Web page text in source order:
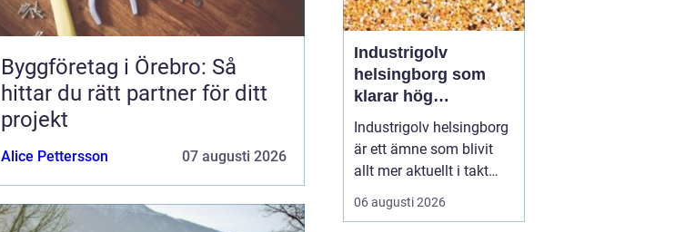
Byggföretag i Örebro: Så
hittar du rätt partner för ditt
projekt
Alice Pettersson 07 augusti 2026
Industrigolv
helsingborg som
klarar hög
belastning och tuffa
krav
Industrigolv helsingborg
är ett ämne som blivit
allt mer aktuellt i takt
med att fler
verksamheter söker
06 augusti 2026